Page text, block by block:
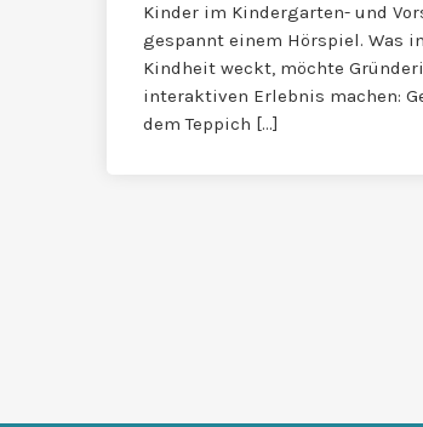
Kinder im Kindergarten- und
gespannt einem Hörspiel. Was
Kindheit weckt, möchte
interaktiven Erlebnis machen:
dem Teppich […]